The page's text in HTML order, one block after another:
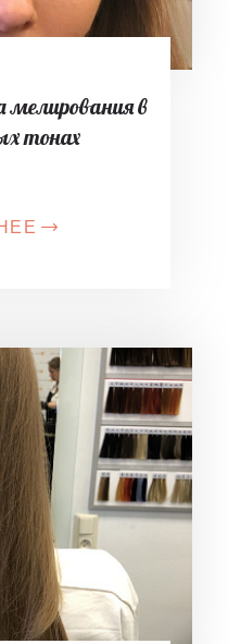
мелирования в
тонах